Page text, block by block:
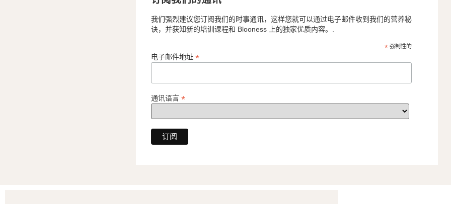
我们强烈建议您订阅我们的时事通讯，这样您就可以通过电子邮件收到我们的营养秘
诀，并获知新的培训课程和 Blooness 上的独家优质内容。.
* 强制性的
电子邮件地址 *
通讯语言 *